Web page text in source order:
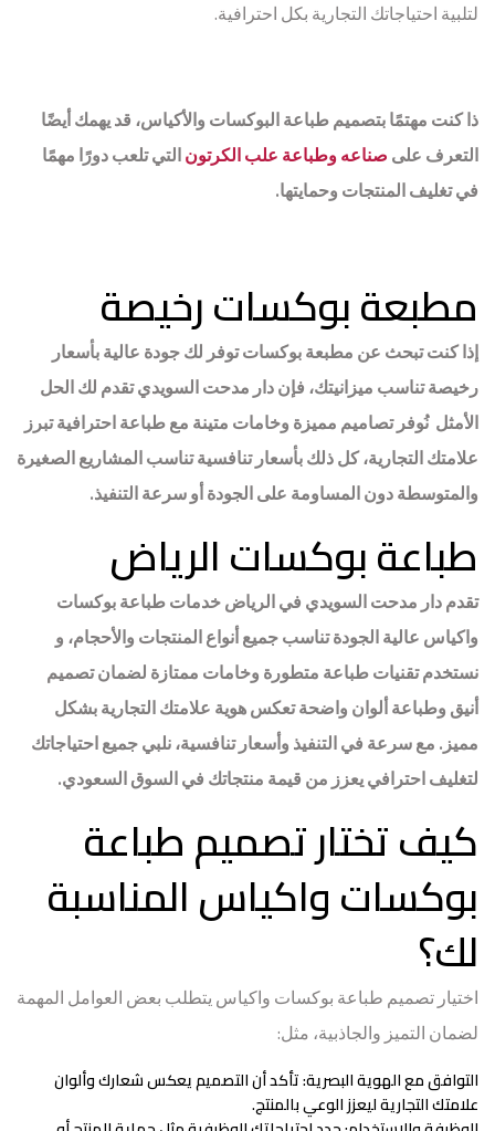
لتلبية احتياجاتك التجارية بكل احترافية.
ذا كنت مهتمًا بتصميم طباعة البوكسات والأكياس، قد يهمك أيضًا
التعرف على صناعه وطباعة علب الكرتون التي تلعب دورًا مهمًا
في تغليف المنتجات وحمايتها.
مطبعة بوكسات رخيصة
إذا كنت تبحث عن مطبعة بوكسات توفر لك جودة عالية بأسعار
رخيصة تناسب ميزانيتك، فإن دار مدحت السويدي تقدم لك الحل
الأمثل نُوفر تصاميم مميزة وخامات متينة مع طباعة احترافية تبرز
علامتك التجارية، كل ذلك بأسعار تنافسية تناسب المشاريع الصغيرة
والمتوسطة دون المساومة على الجودة أو سرعة التنفيذ.
طباعة بوكسات الرياض
تقدم دار مدحت السويدي في الرياض خدمات طباعة بوكسات
واكياس عالية الجودة تناسب جميع أنواع المنتجات والأحجام، و
نستخدم تقنيات طباعة متطورة وخامات ممتازة لضمان تصميم
أنيق وطباعة ألوان واضحة تعكس هوية علامتك التجارية بشكل
مميز. مع سرعة في التنفيذ وأسعار تنافسية، نلبي جميع احتياجاتك
لتغليف احترافي يعزز من قيمة منتجاتك في السوق السعودي.
كيف تختار تصميم طباعة
بوكسات واكياس المناسبة
لك؟
اختيار تصميم طباعة بوكسات واكياس يتطلب بعض العوامل المهمة
لضمان التميز والجاذبية، مثل:
التوافق مع الهوية البصرية: تأكد أن التصميم يعكس شعارك وألوان
علامتك التجارية ليعزز الوعي بالمنتج.